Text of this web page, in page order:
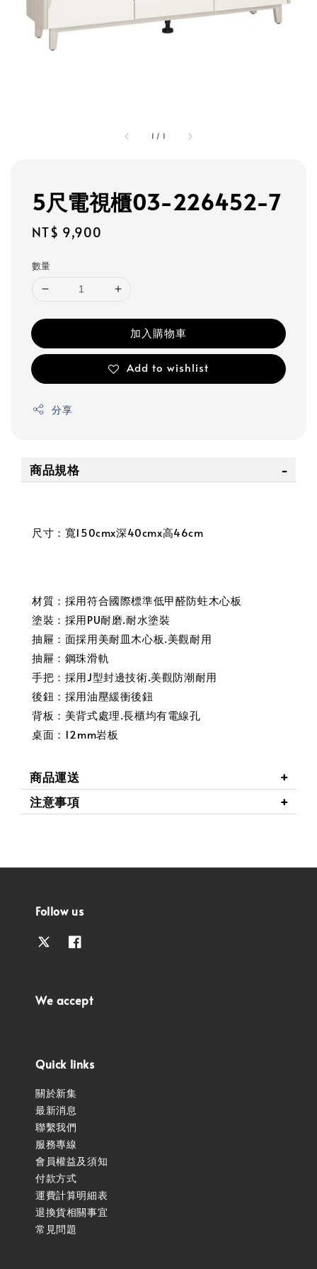
1 / 1
5尺電視櫃03-226452-7
Regular
NT$ 9,900
數量
加入購物車
Add to wishlist
分享
商品規格
尺寸：寬150cmx深40cmx高46cm
材質：採用符合國際標準低甲醛防蛀木心板
塗裝：採用PU耐磨.耐水塗裝
抽屜：面採用美耐皿木心板.美觀耐用
抽屜：鋼珠滑軌
手把：採用J型封邊技術.美觀防潮耐用
後鈕：採用油壓緩衝後鈕
背板：美背式處理.長櫃均有電線孔
桌面：12mm岩板
商品運送
注意事項
Follow us
We accept
Quick links
關於新集
最新消息
聯繫我們
服務專線
會員權益及須知
付款方式
運費計算明細表
退換貨相關事宜
常見問題